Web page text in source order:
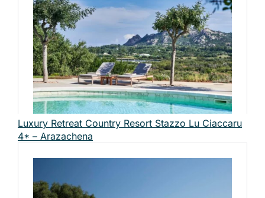
Luxury Retreat Country Resort Stazzo Lu Ciaccaru
4* – Arazachena